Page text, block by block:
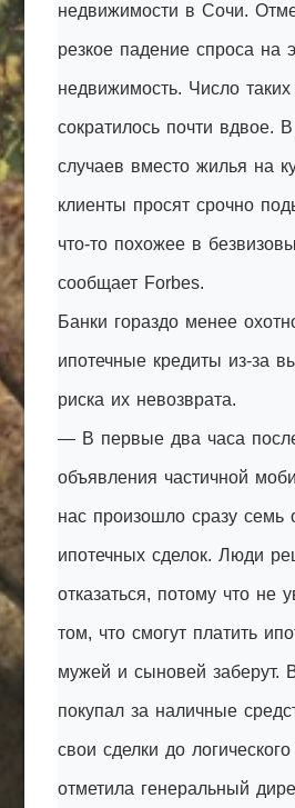
недвижимости в Сочи.
резкое падение спроса на
недвижимость. Число таких
сократилось почти вдвое.
случаев вместо жилья на
клиенты просят срочно
что-то похожее в
сообщает Forbes.
Банки гораздо менее
ипотечные кредиты из-за
риска их невозврата.
— В первые два часа
объявления частичной
нас произошло сразу семь
ипотечных сделок. Люди
отказаться, потому что не
том, что смогут платить
мужей и сыновей заберут.
покупал за наличные
свои сделки до
отметила генеральный